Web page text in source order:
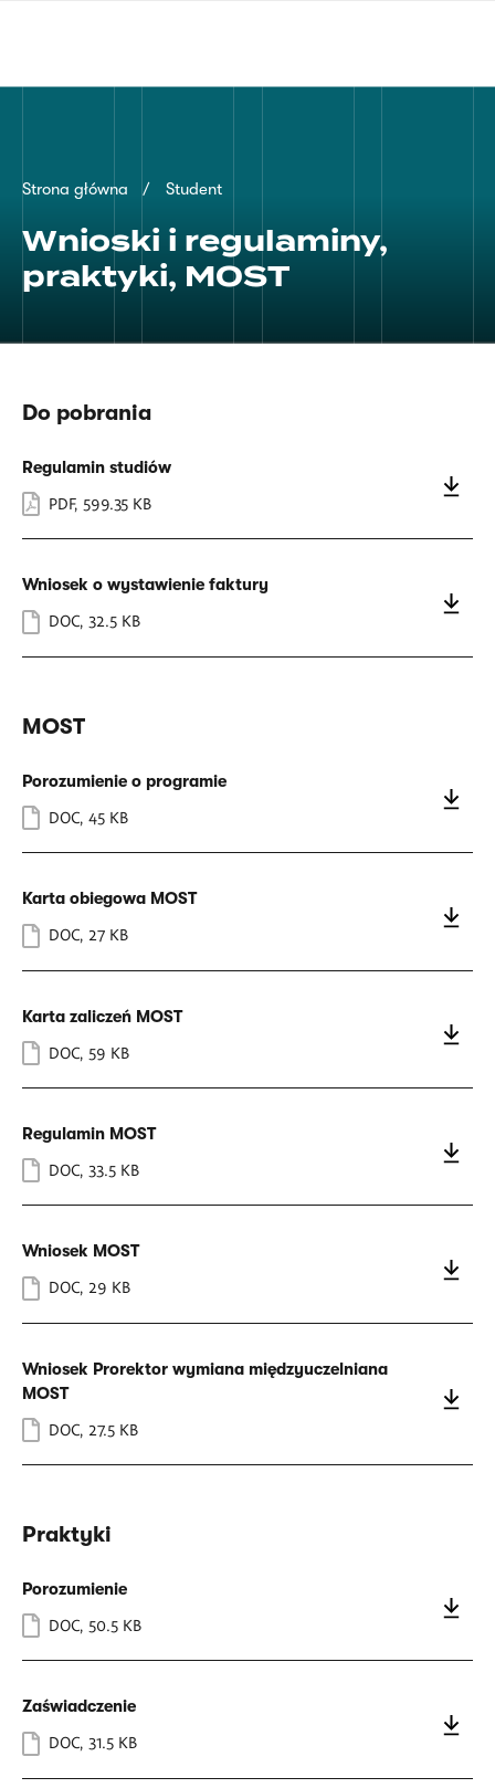
Ścieżka
nawigacyjna
Strona główna Student
Wnioski i regulaminy,
praktyki, MOST
Do pobrania
Regulamin studiów
PDF, 599.35 KB
Wniosek o wystawienie faktury
DOC, 32.5 KB
MOST
Porozumienie o programie
DOC, 45 KB
Karta obiegowa MOST
DOC, 27 KB
Karta zaliczeń MOST
DOC 59 KB
Regulamin MOST
DOC, 33.5 KB
Wniosek MOST
DOC, 29 KB
Wniosek Prorektor wymiana międzyuczelniana
MOST
DOC, 27.5 KB
Praktyki
Porozumienie
DOC, 50.5 KB
Zaświadczenie
DOC, 31.5 KB